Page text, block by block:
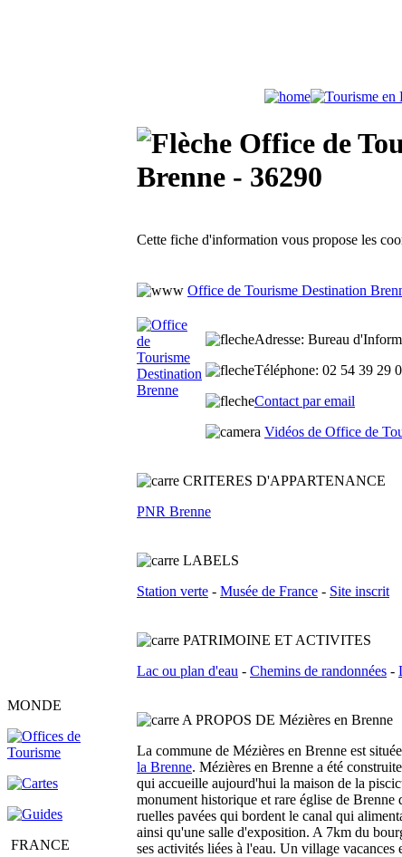
MONDE
FRANCE
Office de
Brenne - 36290
Cette fiche d'information vous propose les
Office de Tourisme Destination
Adresse: Bureau
Téléphone: 02 54 39 29
Contact par email
Vidéos de Office de
CRITERES D'APPARTENANCE
PNR Brenne
LABELS
Station verte - Musée de France - Site inscrit
PATRIMOINE ET ACTIVITES
Lac ou plan d'eau - Chemins de randonnées -
A PROPOS DE Mézières en Brenne
La commune de Mézières en Brenne est
la Brenne. Mézières en Brenne a été
qui accueille aujourd'hui la maison de la
monument historique et rare église de Brenne
ruelles pavées qui bordent le canal qui
ainsi qu'une salle d'exposition. A 7km du
ses activités liées à l'eau. Un village